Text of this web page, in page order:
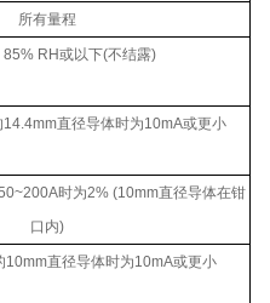
所有量程
85% RH或以下(不结露)
14.4mm直径导体时为10mA或更小
时为2% (10mm直径导体在钳
口内)
10mm直径导体时为10mA或更小